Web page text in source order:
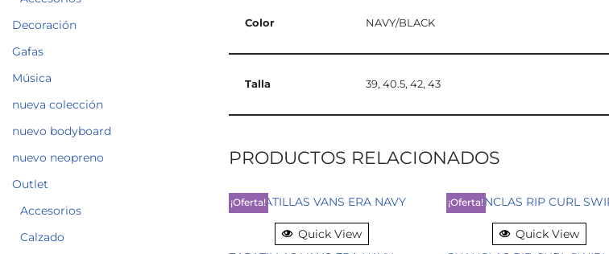
Decoración
Gafas
Música
nueva colección
nuevo bodyboard
nuevo neopreno
Outlet
Accesorios
Calzado
Color NAVY/BLACK
Talla 39, 40.5, 42, 43
PRODUCTOS RELACIONADOS
¡Oferta!
Quick View
¡Oferta!
Quick View